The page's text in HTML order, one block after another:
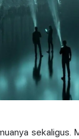
sekaligus.